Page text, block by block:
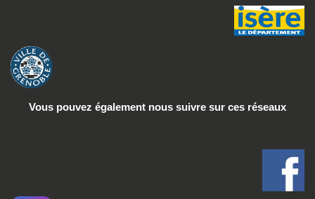
Vous pouvez également nous suivre sur ces réseaux